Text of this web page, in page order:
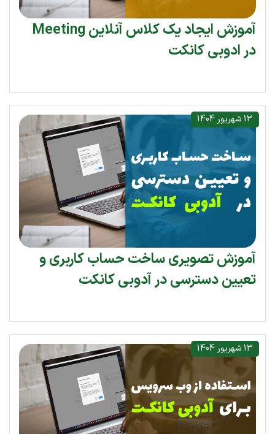
آموزش ایجاد یک کلاس آنلاین Meeting
در ادوبی کانکت
13 شهریور 1404
آموزش تصویری ساخت حساب کاربری و
تعیین دسترسی در آدوبی کانکت
13 شهریور 1404